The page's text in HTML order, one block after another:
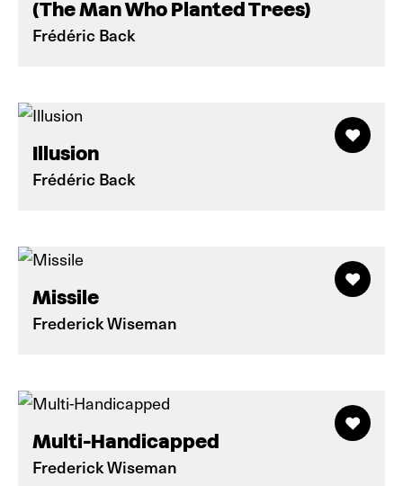
(The Man Who Planted Trees)
Frédéric Back
Illusion
Frédéric Back
Missile
Frederick Wiseman
Multi-Handicapped
Frederick Wiseman